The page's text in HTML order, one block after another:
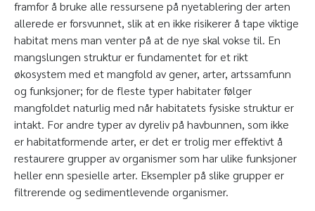
framfor å bruke alle ressursene på nyetablering der arten
allerede er forsvunnet, slik at en ikke risikerer å tape viktige
habitat mens man venter på at de nye skal vokse til. En
mangslungen struktur er fundamentet for et rikt
økosystem med et mangfold av gener, arter, artssamfunn
og funksjoner; for de fleste typer habitater følger
mangfoldet naturlig med når habitatets fysiske struktur er
intakt. For andre typer av dyreliv på havbunnen, som ikke
er habitatformende arter, er det er trolig mer effektivt å
restaurere grupper av organismer som har ulike funksjoner
heller enn spesielle arter. Eksempler på slike grupper er
filtrerende og sedimentlevende organismer.